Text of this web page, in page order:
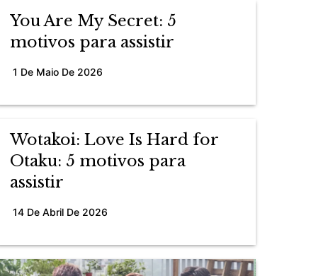
You Are My Secret: 5
motivos para assistir
1 De Maio De 2026
Wotakoi: Love Is Hard for
Otaku: 5 motivos para
assistir
14 De Abril De 2026